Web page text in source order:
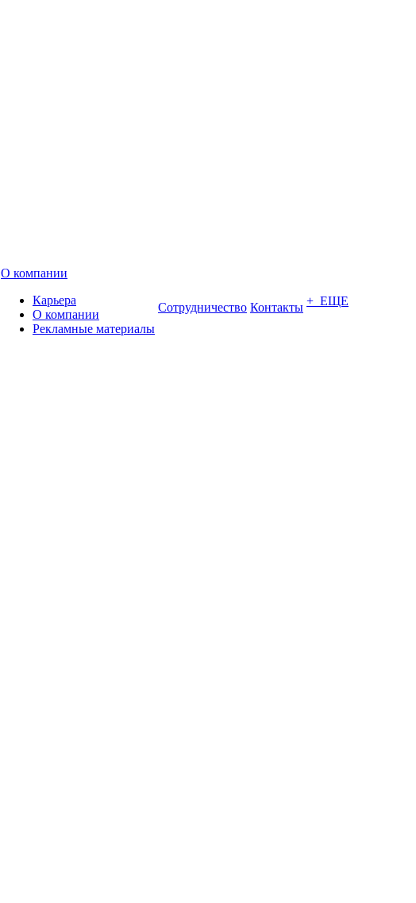
О компании
Карьера
О компании
Рекламные материалы
Сотрудничество Контакты + ЕЩЕ